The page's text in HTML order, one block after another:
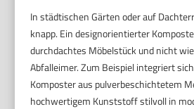
In städtischen Gärten oder auf
knapp. Ein designorientierter
durchdachtes Möbelstück und nicht
Abfalleimer. Zum Beispiel integriert
Komposter aus pulverbeschichtetem
hochwertigem Kunststoff stilvoll in